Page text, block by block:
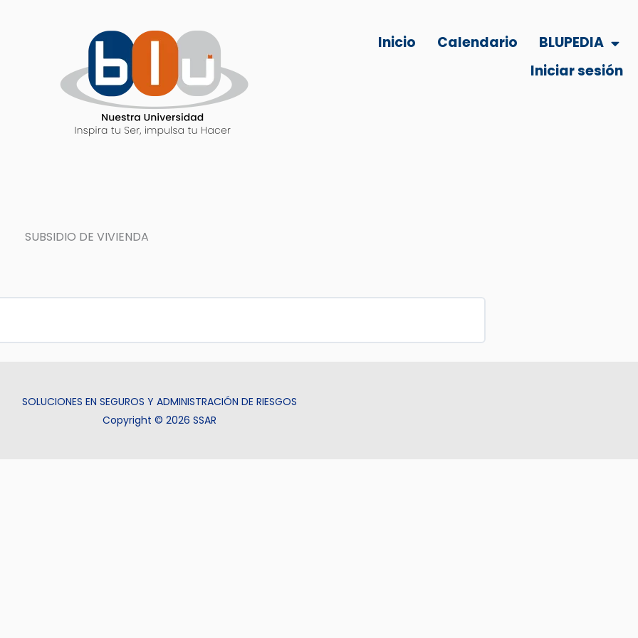
Inicio Calendario
BLUPEDIA
Iniciar sesión
SUBSIDIO DE VIVIENDA
SOLUCIONES EN SEGUROS Y ADMINISTRACIÓN DE RIESGOS
Copyright © 2026 SSAR